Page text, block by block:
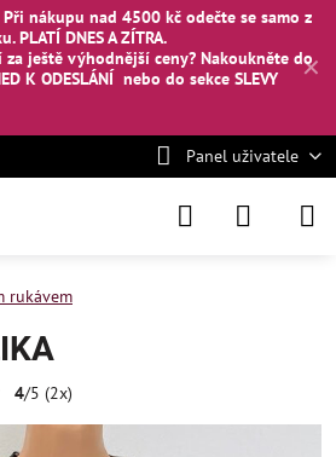
✕
Při nákupu nad 4500 kč odečte se samo z
PLATÍ DNES A ZÍTRA.
ještě výhodnější ceny? Nakoukněte do
K ODESLÁNÍ nebo do sekce SLEVY
Panel uživatele
rukávem
4/5 (2x)